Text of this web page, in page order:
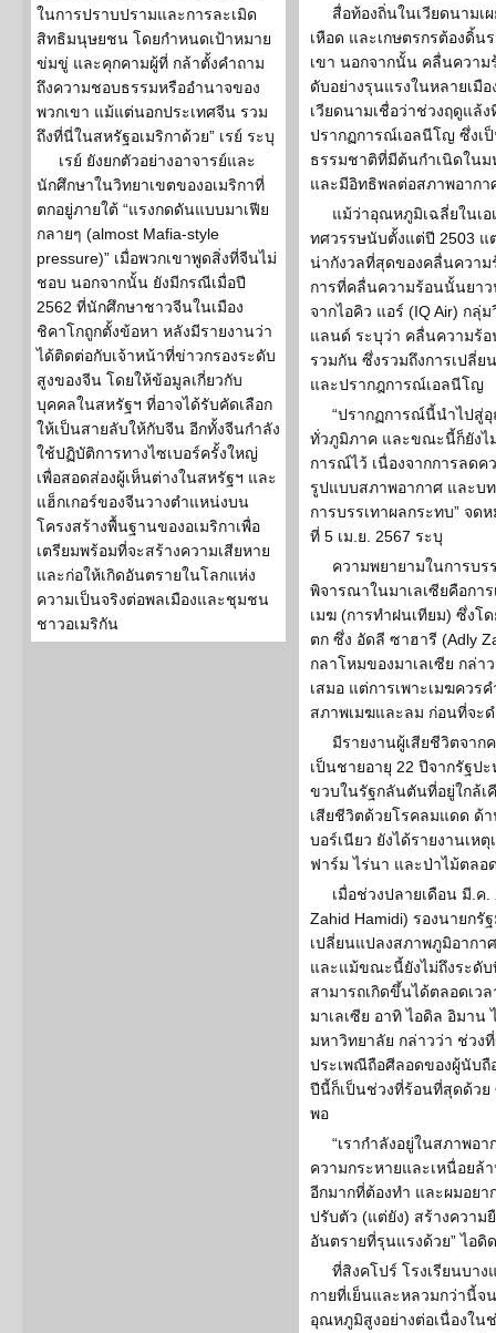
ในการปราบปรามและการละเมิด
สิทธิมนุษยชน โดยกำหนดเป้าหมาย
ข่มขู่ และคุกคามผู้ที่ กล้าตั้งคำถาม
ถึงความชอบธรรมหรืออำนาจของ
พวกเขา แม้แต่นอกประเทศจีน รวม
ถึงที่นี่ในสหรัฐอเมริกาด้วย” เรย์ ระบุ
เรย์ ยังยกตัวอย่างอาจารย์และ
นักศึกษาในวิทยาเขตของอเมริกาที่
ตกอยู่ภายใต้ “แรงกดดันแบบมาเฟีย
กลายๆ (almost Mafia-style
pressure)” เมื่อพวกเขาพูดสิ่งที่จีนไม่
ชอบ นอกจากนั้น ยังมีกรณีเมื่อปี
2562 ที่นักศึกษาชาวจีนในเมือง
ชิคาโกถูกตั้งข้อหา หลังมีรายงานว่า
ได้ติดต่อกับเจ้าหน้าที่ข่าวกรองระดับ
สูงของจีน โดยให้ข้อมูลเกี่ยวกับ
บุคคลในสหรัฐฯ ที่อาจได้รับคัดเลือก
ให้เป็นสายลับให้กับจีน อีกทั้งจีนกำลัง
ใช้ปฏิบัติการทางไซเบอร์ครั้งใหญ่
เพื่อสอดส่องผู้เห็นต่างในสหรัฐฯ และ
แฮ็กเกอร์ของจีนวางตำแหน่งบน
โครงสร้างพื้นฐานของอเมริกาเพื่อ
เตรียมพร้อมที่จะสร้างความเสียหาย
และก่อให้เกิดอันตรายในโลกแห่ง
ความเป็นจริงต่อพลเมืองและชุมชน
ชาวอเมริกัน
สื่อท้องถิ่นในเวียดนาม
เหือด และเกษตรกรต้องดิ้
เขา นอกจากนั้น คลื่นควา
ดับอย่างรุนแรงในหลายเมื
เวียดนามเชื่อว่าช่วงฤดูแล้
ปรากฏการณ์เอลนีโญ ซึ่งเ
ธรรมชาติที่มีต้นกำเนิดใน
และมีอิทธิพลต่อสภาพอากา
แม้ว่าอุณหภูมิเฉลี่ยในเอ
ทศวรรษนับตั้งแต่ปี 2503
น่ากังวลที่สุดของคลื่นควา
การที่คลื่นความร้อนนั้นยา
จากไอคิว แอร์ (IQ Air) กลุ่
แลนด์ ระบุว่า คลื่นความร้อ
รวมกัน ซึ่งรวมถึงการเปลี่
และปรากฎการณ์เอลนีโญ
“ปรากฏการณ์นี้นำไปสู่
ทั่วภูมิภาค และขณะนี้ก็ยัง
การณ์ไว้ เนื่องจากการลด
รูปแบบสภาพอากาศ และบ
การบรรเทาผลกระทบ” จด
ที่ 5 เม.ย. 2567 ระบุ
ความพยายามในการบร
พิจารณาในมาเลเซียคือกา
เมฆ (การทำฝนเทียม) ซึ่งโ
ตก ซึ่ง อัดลี ซาฮารี (Adly
กลาโหมของมาเลเซีย กล่า
เสมอ แต่การเพาะเมฆควร
สภาพเมฆและลม ก่อนที่จะ
มีรายงานผู้เสียชีวิตจาก
เป็นชายอายุ 22 ปีจากรัฐป
ขวบในรัฐกลันตันที่อยู่ใกล้เ
เสียชีวิตด้วยโรคลมแดด ด้
บอร์เนียว ยังได้รายงานเห
ฟาร์ม ไร่นา และป่าไม้ตลอ
เมื่อช่วงปลายเดือน มี.ค
Zahid Hamidi) รองนายกรั
เปลี่ยนแปลงสภาพภูมิอากา
และแม้ขณะนี้ยังไม่ถึงระดั
สามารถเกิดขึ้นได้ตลอดเว
มาเลเซีย อาทิ ไอดิล อิมาน
มหาวิทยาลัย กล่าวว่า ช่วง
ประเพณีถือศีลอดของผู้นับ
ปีนี้ก็เป็นช่วงที่ร้อนที่สุดด้วย
พอ
“เรากำลังอยู่ในสภาพอ
ความกระหายและเหนื่อยล้
อีกมากที่ต้องทำ และผมอยา
ปรับตัว (แต่ยัง) สร้างควา
อันตรายที่รุนแรงด้วย” ไอดิ
ที่สิงคโปร์ โรงเรียนบา
กายที่เย็นและหลวมกว่านี้จ
อุณหภูมิสูงอย่างต่อเนื่องใน